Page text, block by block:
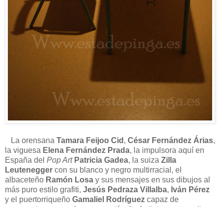
La orensana Tamara Feijoo Cid , César Fernández Árias,
la viguesa Elena Fernández Prada, la impulsora aquí en
España del Pop Art Patricia Gadea, la suiza Zilla
Leutenegger con su blanco y negro multirracial, el
albaceteño Ramón Losa y sus mensajes en sus dibujos al
más puro estilo grafiti, Jesús Pedraza Villalba, Iván Pérez
y el puertorriqueño Gamaliel Rodríguez capaz de